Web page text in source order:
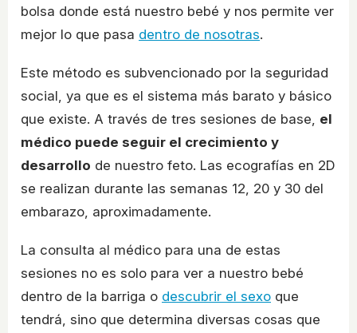
bolsa donde está nuestro bebé y nos permite ver
mejor lo que pasa dentro de nosotras.
Este método es subvencionado por la seguridad
social, ya que es el sistema más barato y básico
que existe. A través de tres sesiones de base, el
médico puede seguir el crecimiento y
desarrollo de nuestro feto. Las ecografías en 2D
se realizan durante las semanas 12, 20 y 30 del
embarazo, aproximadamente.
La consulta al médico para una de estas
sesiones no es solo para ver a nuestro bebé
dentro de la barriga o descubrir el sexo que
tendrá, sino que determina diversas cosas que